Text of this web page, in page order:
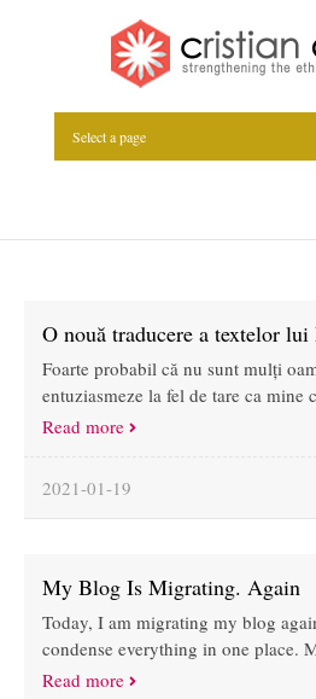
Select a page
O nouă traducere a textelor lui
Foarte probabil că nu sunt mulți
entuziasmeze la fel de tare ca mine
Read more
2021-01-19
My Blog Is Migrating. Again
Today, I am migrating my blog
condense everything in one place.
Read more